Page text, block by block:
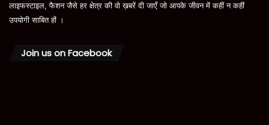
लाइफस्टाइल, फैशन जैसे हर क्षेत्र की वो ख़बरें दी जाएँ जो आपके जीवन में कहीं न कहीं
उपयोगी साबित हों ।
Join us on Facebook